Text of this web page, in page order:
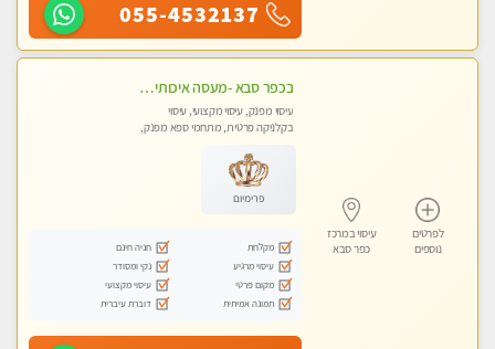
055-4532137
לפרטים
נוספים
עיסוי במרכז
כפר סבא
בכפר סבא -מעסה איכותית מקצועית ומפנקת
עיסוי מפנק, עיסוי מקצועי, עיסוי
בקלניקה פרטית, מתחמי ספא מפנק,
פרימיום
מקלחת
חניה חינם
עיסוי מרגיע
נקי ומסודר
מקום פרטי
עיסוי מקצועי
תמונה אמיתית
דוברת עיברית